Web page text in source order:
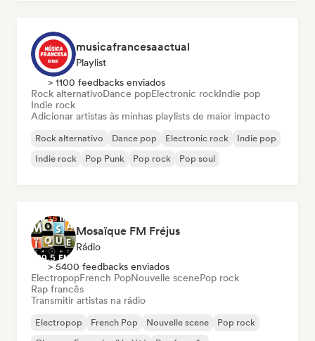
musicafrancesaactual
Playlist
> 1100 feedbacks enviados
Rock alternativoDance popElectronic rockIndie pop
Indie rock
Adicionar artistas às minhas playlists de maior impacto
Rock alternativo Dance pop Electronic rock
Indie pop
Indie rock
Pop Punk Pop rock Pop soul
Mosaïque FM Fréjus
Rádio
> 5400 feedbacks enviados
ElectropopFrench PopNouvelle scenePop rock
Rap francês
Transmitir artistas na rádio
Electropop French Pop Nouvelle scene
Pop rock